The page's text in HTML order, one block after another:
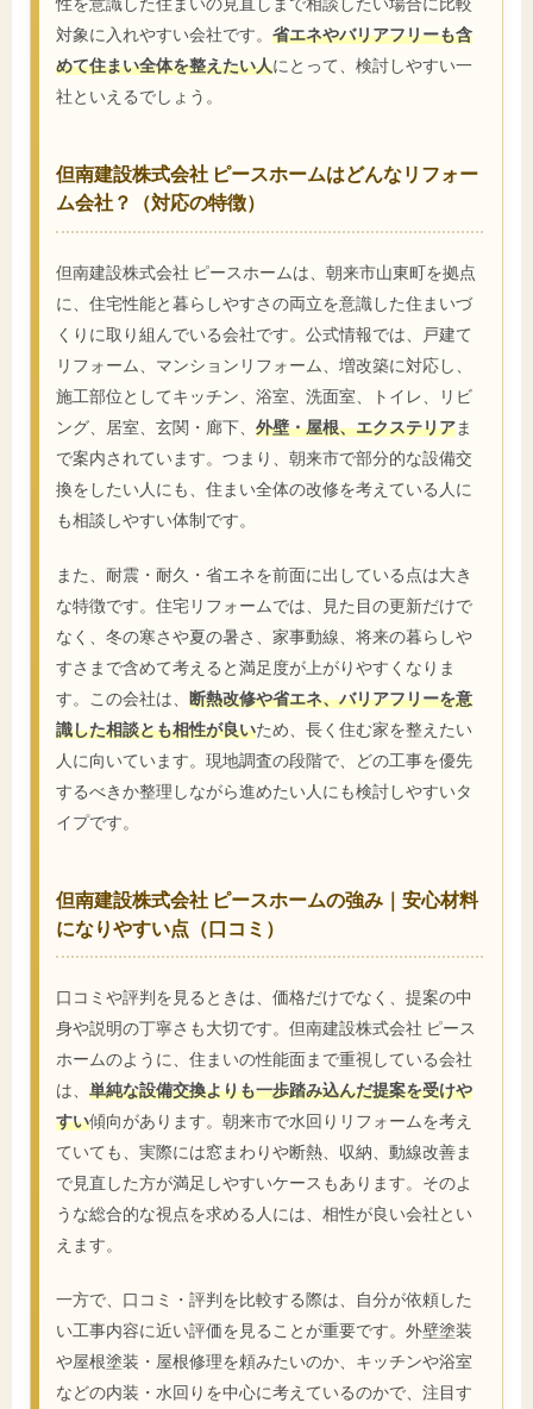
対象に入れやすい会社です。 省エネやバリアフリーも含
めて住まい全体を整えたい人にとって、検討しやすい一
社といえるでしょう。
但南建設株式会社 ピースホームはどんなリフォー
ム会社？（対応の特徴）
但南建設株式会社 ピースホームは、朝来市山東町を拠点
に、住宅性能と暮らしやすさの両立を意識した住まいづ
くりに取り組んでいる会社です。公式情報では、戸建て
リフォーム、マンションリフォーム、増改築に対応し、
施工部位としてキッチン、浴室、洗面室、トイレ、リビ
ング、居室、玄関・廊下、 外壁・屋根、エクステリアま
で案内されています。つまり、朝来市で部分的な設備交
換をしたい人にも、住まい全体の改修を考えている人に
も相談しやすい体制です。
また、耐震・耐久・省エネを前面に出している点は大き
な特徴です。住宅リフォームでは、見た目の更新だけで
なく、冬の寒さや夏の暑さ、家事動線、将来の暮らしや
すさまで含めて考えると満足度が上がりやすくなりま
す。この会社は、 断熱改修や省エネ、バリアフリーを意
識した相談とも相性が良いため、長く住む家を整えたい
人に向いています。現地調査の段階で、どの工事を優先
するべきか整理しながら進めたい人にも検討しやすいタ
イプです。
但南建設株式会社 ピースホームの強み｜安心材料
になりやすい点（口コミ）
口コミや評判を見るときは、価格だけでなく、提案の中
身や説明の丁寧さも大切です。但南建設株式会社 ピース
ホームのように、住まいの性能面まで重視している会社
は、 単純な設備交換よりも一歩踏み込んだ提案を受けや
すい傾向があります。朝来市で水回りリフォームを考え
ていても、実際には窓まわりや断熱、収納、動線改善ま
で見直した方が満足しやすいケースもあります。そのよ
うな総合的な視点を求める人には、相性が良い会社とい
えます。
一方で、口コミ・評判を比較する際は、自分が依頼した
い工事内容に近い評価を見ることが重要です。外壁塗装
や屋根塗装・屋根修理を頼みたいのか、キッチンや浴室
などの内装・水回りを中心に考えているのかで、注目す